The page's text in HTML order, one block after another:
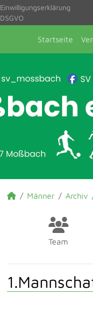
Einwilligungserklärung
DSGVO
Startseite
Männer Archiv
Team